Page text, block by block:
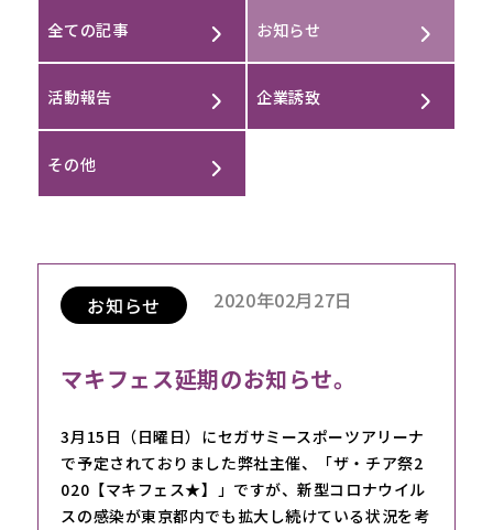
全ての記事 お知らせ
活動報告 企業誘致
その他
お知らせ 2020年02月27日
マキフェス延期のお知らせ。
3月15日（日曜日）にセガサミースポーツアリーナ
で予定されておりました弊社主催、「ザ・チア祭2
020【マキフェス★】」ですが、新型コロナウイル
スの感染が東京都内でも拡大し続けている状況を考